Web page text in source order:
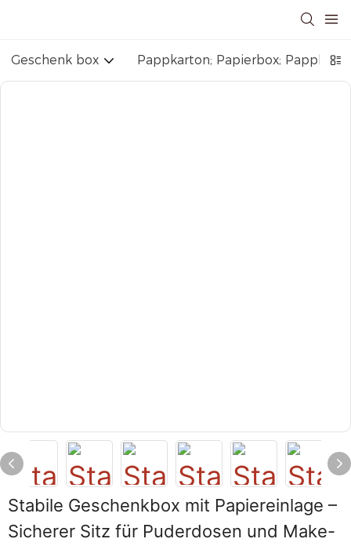
Geschenk box Pappkarton; Papierbox; Pappbox
Stabile Geschenkbox mit Papiereinlage –
Sicherer Sitz für Puderdosen und Make-